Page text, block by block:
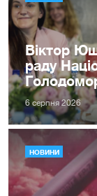
Віктор
раду
6 серпня 2026
НОВИНИ